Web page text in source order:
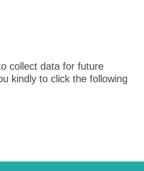
collect data for future
kindly to click the following